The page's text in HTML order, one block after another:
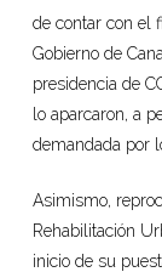
de contar con el
Gobierno de
presidencia de
lo aparcaron, a
demandada por
Asimismo,
Rehabilitación
inicio de su